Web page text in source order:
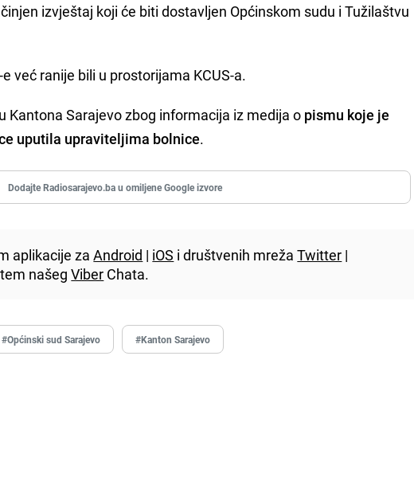
izvještaj koji će biti dostavljen Općinskom sudu i Tužilaštvu
već ranije bili u prostorijama KCUS-a.
Kantona Sarajevo zbog informacija iz medija o pismu koje je
uputila upraviteljima bolnice.
Dodajte Radiosarajevo.ba u omiljene Google izvore
aplikacije zaAndroid | iOS i društvenih mrežaTwitter |
našegViber Chata.
#Općinski sud Sarajevo #Kanton Sarajevo